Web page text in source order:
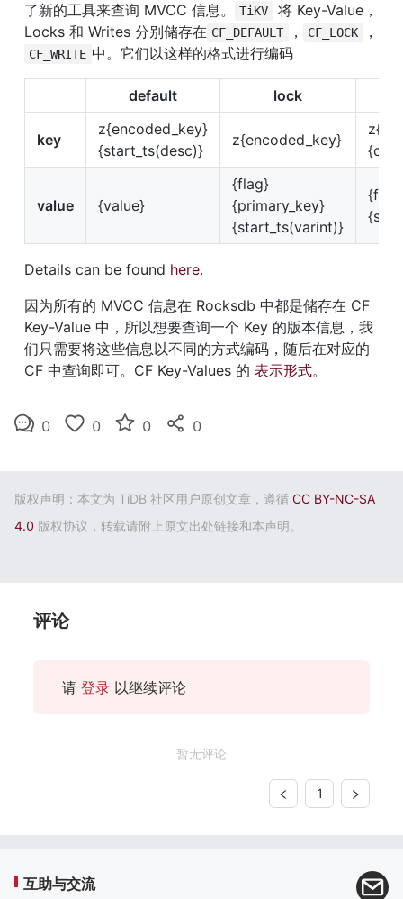
了新的工具来查询 MVCC 信息。
TiKV
将 Key-Value，
Locks 和 Writes 分别储存在 CF_DEFAULT ， CF_LOCK ，
CF_WRITE 中。它们以这样的格式进行编码
default lock
key
z{encoded_key}
{start_ts(desc)}
z{encoded_key}
value {value}
{flag}
{primary_key}
{start_ts(varint)}
Details can be found here.
因为所有的 MVCC 信息在 Rocksdb 中都是储存在 CF
Key-Value 中，所以想要查询一个 Key 的版本信息，我
们只需要将这些信息以不同的方式编码，随后在对应的
CF 中查询即可。CF Key-Values 的 表示形式。
0 0 0 0
版权声明：本文为 TiDB 社区用户原创文章，遵循 CC BY-NC-SA
4.0 版权协议，转载请附上原文出处链接和本声明。
评论
请 登录 以继续评论
暂无评论
1
互助与交流